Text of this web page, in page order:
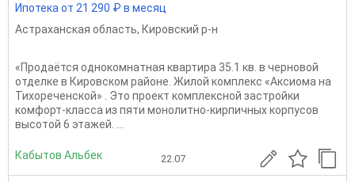
Ипотека от 21 290 ₽ в месяц
Астраханская область, Кировский р-н
«Продаётся однокомнатная квартира 35.1 кв. в черновой
отделке в Кировском районе. Жилой комплекс «Аксиома на
Тихореченской» . Это проект комплексной застройки
комфорт-класса из пяти монолитно-кирпичных корпусов
высотой 6 этажей. ...
Кабытов Альбек 22.07